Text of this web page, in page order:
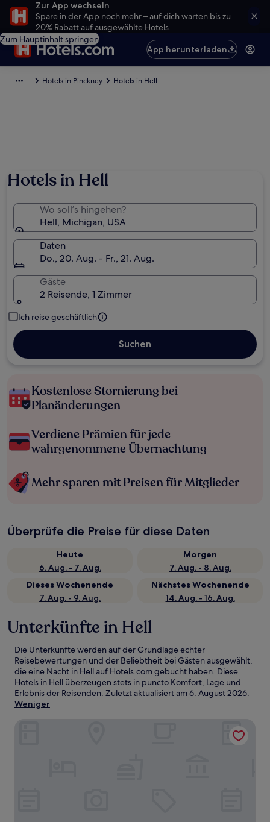
Zur App wechseln
Spare in der App noch mehr – auf dich warten bis zu
20% Rabatt auf ausgewählte Hotels.
Zum Hauptinhalt springen
App herunterladen
Hotels in Pinckney Hotels in Hell
Hotels in Hell
Wo soll’s hingehen?
Hell, Michigan, USA
Daten
Do., 20. Aug. - Fr., 21. Aug.
Gäste
2 Reisende, 1 Zimmer
Ich reise geschäftlich
Suchen
Kostenlose Stornierung bei
Planänderungen
Verdiene Prämien für jede
wahrgenommene Übernachtung
Mehr sparen mit Preisen für Mitglieder
Überprüfe die Preise für diese Daten
Heute
6. Aug. - 7. Aug.
Morgen
7. Aug. - 8. Aug.
Dieses Wochenende
7. Aug. - 9. Aug.
Nächstes Wochenende
14. Aug. - 16. Aug.
Unterkünfte in Hell
Die Unterkünfte werden auf der Grundlage echter
Reisebewertungen und der Beliebtheit bei Gästen ausgewählt,
die eine Nacht in Hell auf Hotels.com gebucht haben. Diese
Hotels in Hell überzeugen stets in puncto Komfort, Lage und
Erlebnis der Reisenden. Zuletzt aktualisiert am6. August 2026.
Weniger